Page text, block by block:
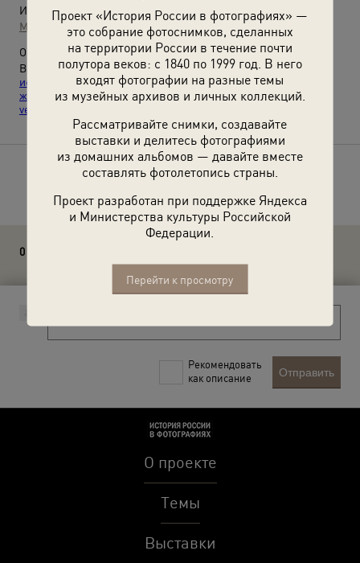
Проект «История России в фотографиях» —
это собрание фотоснимков, сделанных
на территории России в течение почти
полутора веков: с 1840 по 1999 год. В него
входят фотографии на разные темы
из музейных архивов и личных коллекций.
Рассматривайте снимки, создавайте
выставки и делитесь фотографиями
из домашних альбомов — давайте вместе
составлять фотолетопись страны.
Проект разработан при поддержке Яндекса
и Министерства культуры Российской
Федерации.
Перейти к просмотру
Источники:
МАММ / МДФ
О фотографии:
Выставки«Один из старейших зоосадов Европы. Краткая
история Московского зоопарка», «Лето – это маленькая
жизнь»,«Без погон, но в шляпе», «In vino / pivo / vodka
veritas...»
Расскажите друзьям об этом фото
0 комментариев
Рекомендовать
как описание
Отправить
О проекте
Темы
Выставки